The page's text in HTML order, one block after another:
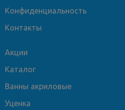
Конфиденциальность
Контакты
Акции
Каталог
Ванны акриловые
Уценка